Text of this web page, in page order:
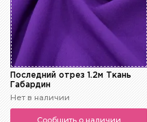
Последний отрез 1.2м Ткань
Габардин
Нет в наличии
Сообщить о наличии